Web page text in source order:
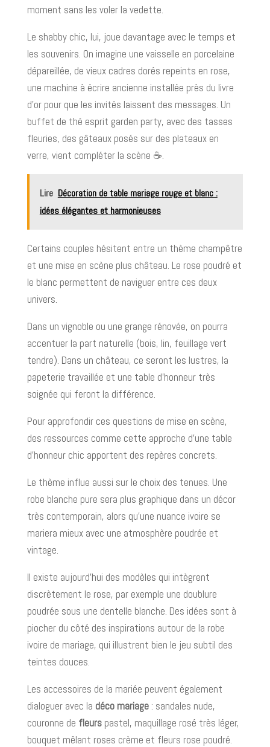
moment sans les voler la vedette.
Le shabby chic, lui, joue davantage avec le temps et
les souvenirs. On imagine une vaisselle en porcelaine
dépareillée, de vieux cadres dorés repeints en rose,
une machine à écrire ancienne installée près du livre
d’or pour que les invités laissent des messages. Un
buffet de thé esprit garden party, avec des tasses
fleuries, des gâteaux posés sur des plateaux en
verre, vient compléter la scène ☕.
Lire Décoration de table mariage rouge et blanc :
idées élégantes et harmonieuses
Certains couples hésitent entre un thème champêtre
et une mise en scène plus château. Le rose poudré et
le blanc permettent de naviguer entre ces deux
univers.
Dans un vignoble ou une grange rénovée, on pourra
accentuer la part naturelle (bois, lin, feuillage vert
tendre). Dans un château, ce seront les lustres, la
papeterie travaillée et une table d’honneur très
soignée qui feront la différence.
Pour approfondir ces questions de mise en scène,
des ressources comme cette approche d’une table
d’honneur chic apportent des repères concrets.
Le thème influe aussi sur le choix des tenues. Une
robe blanche pure sera plus graphique dans un décor
très contemporain, alors qu’une nuance ivoire se
mariera mieux avec une atmosphère poudrée et
vintage.
Il existe aujourd’hui des modèles qui intègrent
discrètement le rose, par exemple une doublure
poudrée sous une dentelle blanche. Des idées sont à
piocher du côté des inspirations autour de la robe
ivoire de mariage, qui illustrent bien le jeu subtil des
teintes douces.
Les accessoires de la mariée peuvent également
dialoguer avec la déco mariage: sandales nude,
couronne de fleurspastel, maquillage rosé très léger,
bouquet mêlant roses crème et fleurs rose poudré.